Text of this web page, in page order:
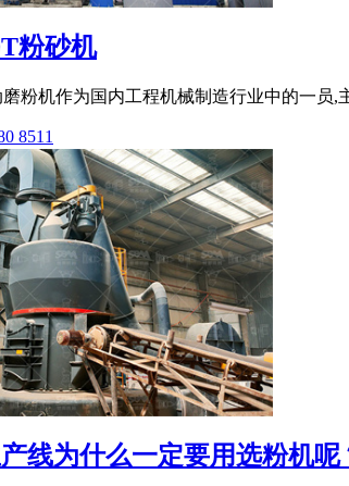
粉砂机
粉机作为国内工程机械制造行业中的一员
8511
线为什么一定要用选粉机呢